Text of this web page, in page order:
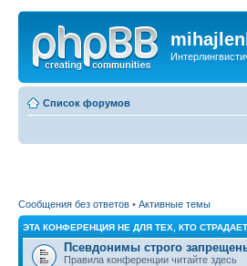
Список форумов
Сообщения без ответов • Активные темы
ЭТА КОНФЕРЕНЦИЯ НЕ ДЛЯ ТЕХ, КТО
Псевдонимы строго
Правила конференции читайте здесь